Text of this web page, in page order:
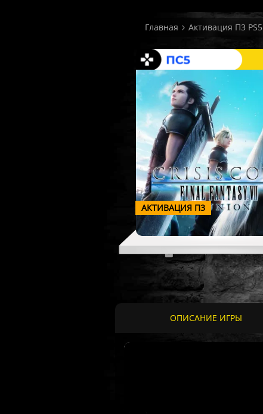
Главная Активация П3 PS5
АКТИВАЦИЯ П3
ОПИСАНИЕ ИГРЫ